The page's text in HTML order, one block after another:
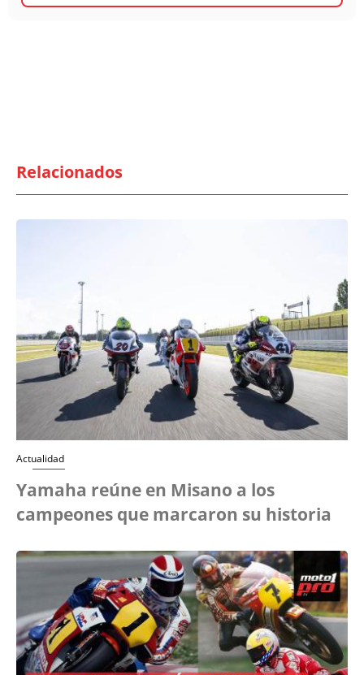
Relacionados
Actualidad
Yamaha reúne en Misano a los
campeones que marcaron su historia